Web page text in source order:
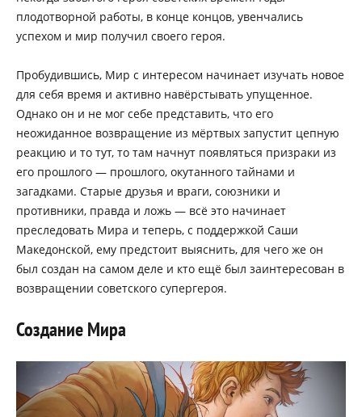
плодотворной работы, в конце концов, увенчались
успехом и мир получил своего героя.
Пробудившись, Мир с интересом начинает изучать новое
для себя время и активно навёрстывать упущенное.
Однако он и не мог себе представить, что его
неожиданное возвращение из мёртвых запустит цепную
реакцию и то тут, то там начнут появляться призраки из
его прошлого — прошлого, окутанного тайнами и
загадками. Старые друзья и враги, союзники и
противники, правда и ложь — всё это начинает
преследовать Мира и теперь, с поддержкой Саши
Македонской, ему предстоит выяснить, для чего же он
был создан на самом деле и кто ещё был заинтересован в
возвращении советского супергероя.
Создание Мира